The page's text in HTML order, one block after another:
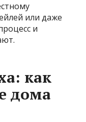
или даже
и
как
дома